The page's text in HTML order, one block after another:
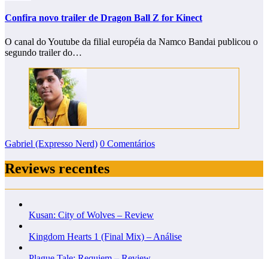
Confira novo trailer de Dragon Ball Z for Kinect
O canal do Youtube da filial européia da Namco Bandai publicou o
segundo trailer do…
Gabriel (Expresso Nerd) 0 Comentários
Reviews recentes
Kusan: City of Wolves – Review
Kingdom Hearts 1 (Final Mix) – Análise